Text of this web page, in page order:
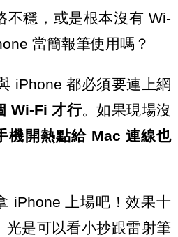
不穩，或是根本沒有 Wi-
當簡報筆使用嗎？
iPhone 都必須要連上網
Wi-Fi 才行。如果現場沒
機開熱點給 Mac 連線也
iPhone 上場吧！效果十
光是可以看小抄跟雷射筆